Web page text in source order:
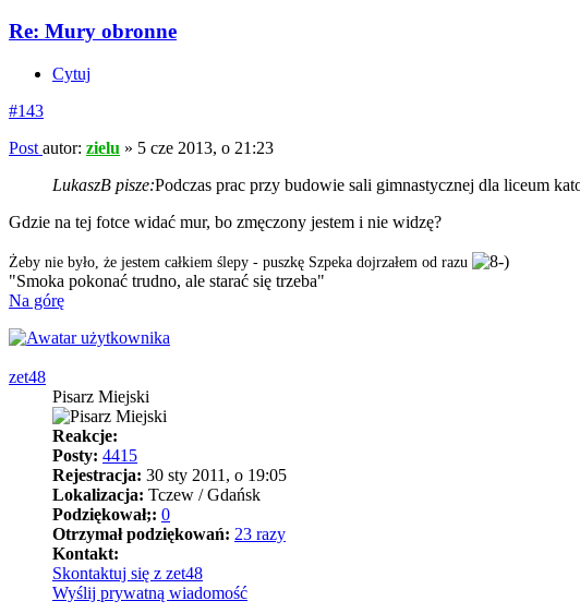
Re: Mury obronne
Cytuj
#143
Post autor: zielu » 5 cze 2013, o 21:23
LukaszB pisze:Podczas prac przy budowie sali gimnastycznej dla liceum
Gdzie na tej fotce widać mur, bo zmęczony jestem i nie widzę?
Żeby nie było, że jestem całkiem ślepy - puszkę Szpeka dojrzałem od razu
"Smoka pokonać trudno, ale starać się trzeba"
Na górę
zet48
Pisarz Miejski
Reakcje:
Posty: 4415
Rejestracja: 30 sty 2011, o 19:05
Lokalizacja: Tczew / Gdańsk
Podziękował;: 0
Otrzymał podziękowań: 23 razy
Kontakt:
Skontaktuj się z zet48
Wyślij prywatną wiadomość